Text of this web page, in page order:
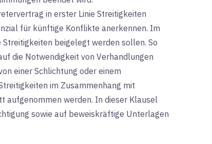
in erster Linie Streitigkeiten
für künftige Konflikte anerkennen. Im
beigelegt werden sollen. So
die Notwendigkeit von Verhandlungen
einer Schlichtung oder einem
im Zusammenhang mit
aufgenommen werden. In dieser Klausel
sowie auf beweiskräftige Unterlagen